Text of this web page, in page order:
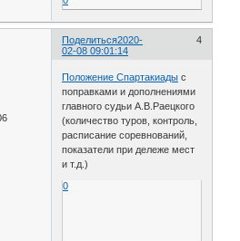
Поделиться 4
2020-
02-08 09:01:14
Положение Спартакиады с
поправками и дополнениями
главного судьи А.В.Раецкого
(количество туров, контроль,
расписание соревнований,
показатели при дележе мест
и т.д.)
0